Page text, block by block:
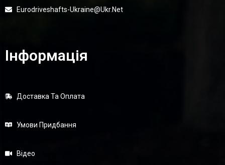
Eurodriveshafts-Ukraine@ukr.net
Інформація
Доставка Та Оплата
Умови Придбання
Відео